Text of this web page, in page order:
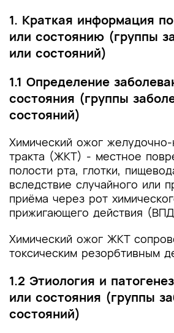
1. Краткая информация
или состоянию (группы
или состояний)
1.1 Определение
состояния (группы
состояний)
Химический ожог
тракта (ЖКТ) - местное
полости рта, глотки,
вследствие случайного или
приёма через рот
прижигающего действия
Химический ожог ЖКТ
токсическим резорбтивным
1.2 Этиология и
или состояния (группы
состояний)